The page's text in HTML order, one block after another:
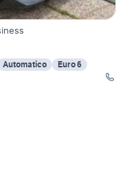
Automatico
Euro 6